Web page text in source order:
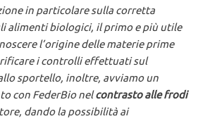
in particolare sulla corretta
alimenti biologici, il primo e più utile
l’origine delle materie prime
i controlli effettuati sul
sportello, inoltre, avviamo un
con FederBio nelcontrasto alle frodi
dando la possibilità ai